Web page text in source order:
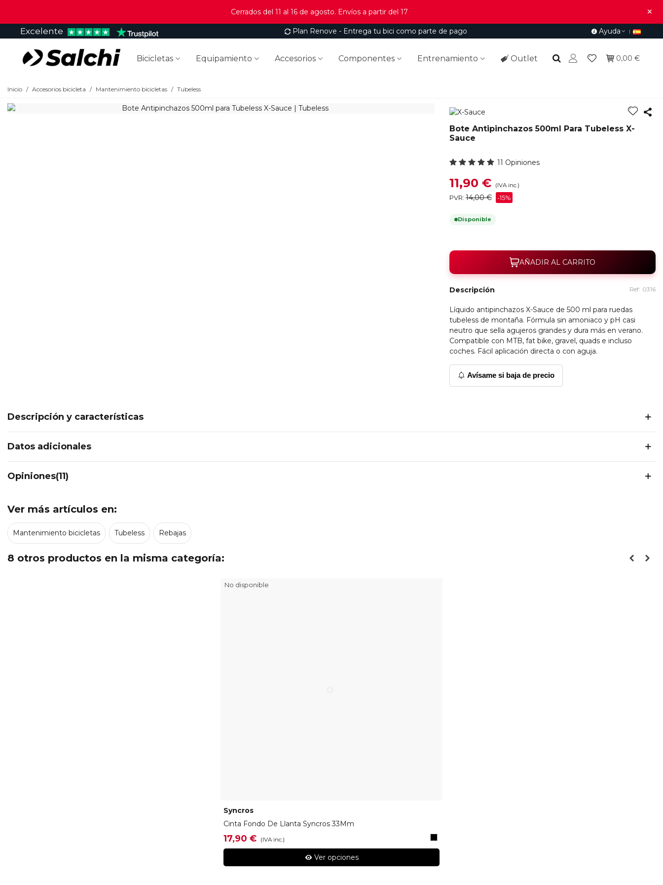
Cerrados del 11 al 16 de agosto. Envíos a partir del 17 ×
Excelente Plan Renove - Entrega tu bici como parte de pago Ayuda
Bicicletas Equipamiento Accesorios Componentes Entrenamiento Outlet 0,00 €
Inicio / Accesorios bicicleta / Mantenimiento bicicletas / Tubeless
Bote Antipinchazos 500ml Para Tubeless X-
Sauce
11 Opiniones
11,90 € (IVA inc.)
PVR: 14,00 € -15%
Disponible
AÑADIR AL CARRITO
Descripción Ref: 0316
Líquido antipinchazos X-Sauce de 500 ml para ruedas
tubeless de montaña. Fórmula sin amoniaco y pH casi
neutro que sella agujeros grandes y dura más en verano.
Compatible con MTB, fat bike, gravel, quads e incluso
coches. Fácil aplicación directa o con aguja.
Avísame si baja de precio
Descripción y características
Datos adicionales
Opiniones(11)
Ver más artículos en:
Mantenimiento bicicletas Tubeless Rebajas
8 otros productos en la misma categoría:
No disponible
Syncros
Cinta Fondo De Llanta Syncros 33Mm
17,90 € (IVA inc.) BLACK
Ver opciones